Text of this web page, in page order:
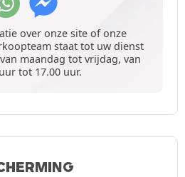
over onze site of onze
staat tot uw dienst
maandag tot vrijdag, van
tot 17.00 uur.